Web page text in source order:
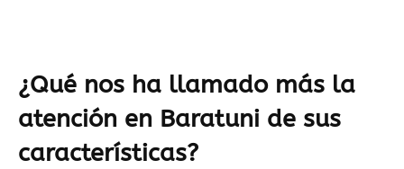
¿Qué nos ha llamado más la
atención en Baratuni de sus
características?